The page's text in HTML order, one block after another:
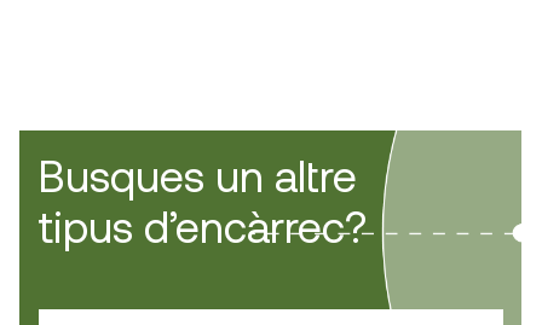
Busques un altre
tipus d’encàrrec?